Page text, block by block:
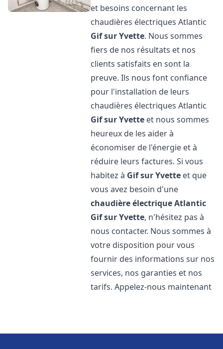
et besoins concernant les
chaudières électriques Atlantic
Gif sur Yvette. Nous sommes
fiers de nos résultats et nos
clients satisfaits en sont la
preuve. Ils nous font confiance
pour l'installation de leurs
chaudières électriques Atlantic
Gif sur Yvette et nous sommes
heureux de les aider à
économiser de l'énergie et à
réduire leurs factures. Si vous
habitez à Gif sur Yvette et que
vous avez besoin d'une
chaudière électrique Atlantic
Gif sur Yvette, n'hésitez pas à
nous contacter. Nous sommes à
votre disposition pour vous
fournir des informations sur nos
services, nos garanties et nos
tarifs. Appelez-nous maintenant